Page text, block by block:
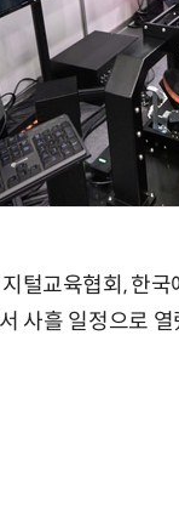
털교육협회, 한
사흘 일정으로